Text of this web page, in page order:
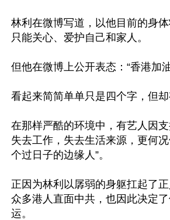
林利在微博写道，以他目前的身体
只能关心、爱护自己和家人。
但他在微博上公开表态：“香港加
看起来简简单单只是四个字，但却
在那样严酷的环境中，有艺人因支
失去工作，失去生活来源，更何
个过日子的边缘人”。
正因为林利以孱弱的身躯扛起了
众多港人直面中共，也因此决定
运。